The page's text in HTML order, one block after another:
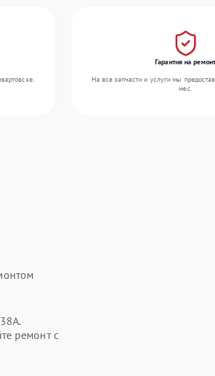
Гарантия на ремонт
На все запчасти и услуги мы
мес.
ремонт с